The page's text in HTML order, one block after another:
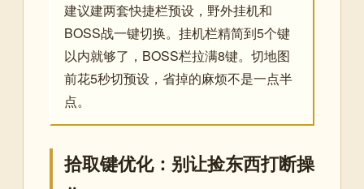
建议建两套快捷栏预设，野外挂机和
BOSS战一键切换。挂机栏精简到5个键
以内就够了，BOSS栏拉满8键。切地图
前花5秒切预设，省掉的麻烦不是一点半
点。
拾取键优化：别让捡东西打断操